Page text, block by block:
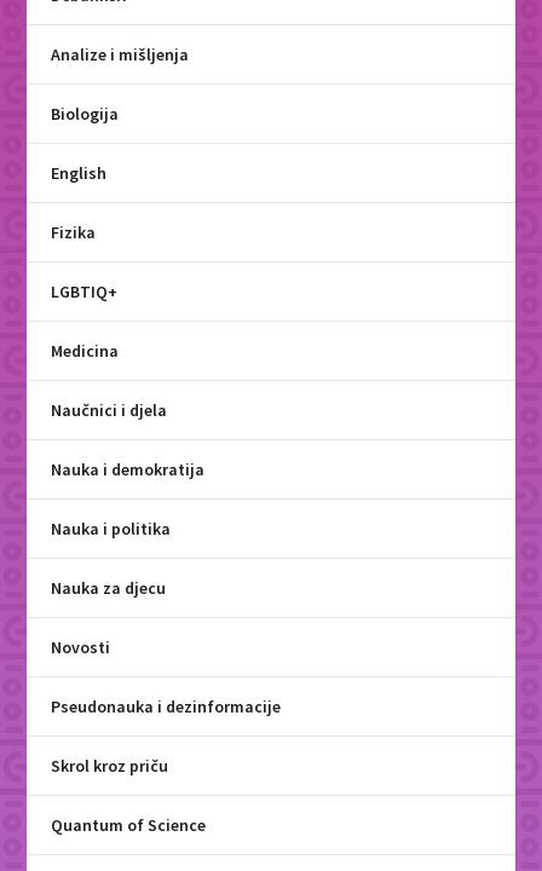
Analize i mišljenja
Biologija
English
Fizika
LGBTIQ+
Medicina
Naučnici i djela
Nauka i demokratija
Nauka i politika
Nauka za djecu
Novosti
Pseudonauka i dezinformacije
Skrol kroz priču
Quantum of Science